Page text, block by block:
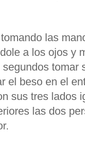
las
a los ojos y
el beso en el
sus tres lados
las dos